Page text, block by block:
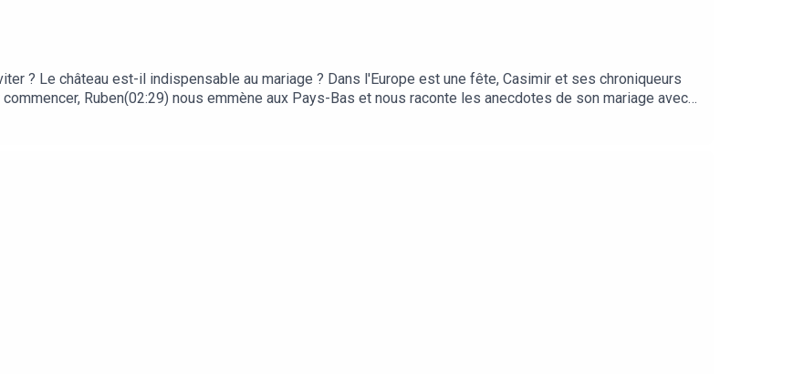
? Le château est-il indispensable au mariage ? Dans l'Europe est une fête, Casimir et ses chroniqueurs
Ruben(02:29) nous emmène aux Pays-Bas et nous raconte les anecdotes de son mariage avec
les spécificités des mariages polonais (10:28) Deux jours de banquet, de fête, de musique (et de vodka) ! -
fois que t'es marié, tu n'en as plus envie !" - Et pour finir notre petit tour européen, Ale(27:41)nous raconte